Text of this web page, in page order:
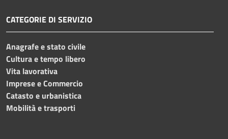
CATEGORIE DI SERVIZIO
Anagrafe e stato civile
Cultura e tempo libero
Vita lavorativa
Imprese e Commercio
Catasto e urbanistica
Mobilità e trasporti